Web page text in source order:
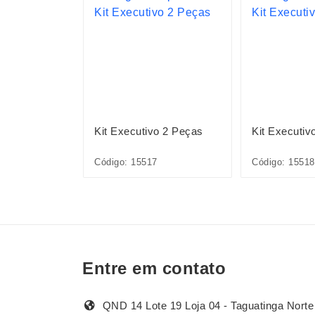
Kit Executivo 2 Peças
Código: 15517
Kit
Código: 15518
Entre em contato
QND 14 Lote 19 Loja 04 - Taguatinga Norte